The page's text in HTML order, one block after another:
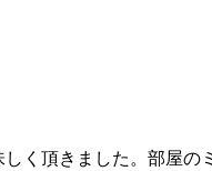
く頂きました。部屋